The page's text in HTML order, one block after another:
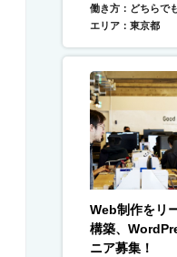
働き方：どちらで
エリア：東京都
Web制作をリ
構築、
ニア募集！